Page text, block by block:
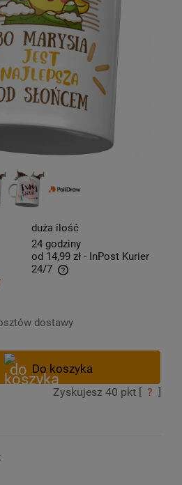
duża ilość
24 godziny
od 14,99 zł - InPost Kurier
24/7
kosztów płatności
dostawy
Zyskujesz 40 pkt [ ? ]